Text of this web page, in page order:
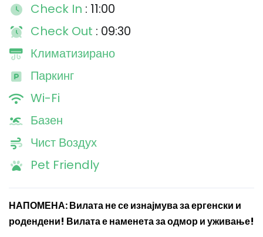
Check In : 11:00
Check Out : 09:30
Климатизирано
Паркинг
Wi-Fi
Базен
Чист Воздух
Pet Friendly
НАПОМЕНА: Вилата не се изнајмува за ергенски и
родендени! Вилата е наменета за одмор и уживање!